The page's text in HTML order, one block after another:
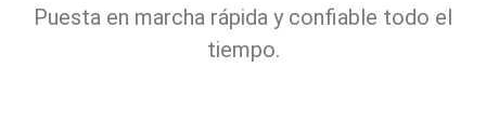
Puesta en marcha rápida y confiable todo el
tiempo.